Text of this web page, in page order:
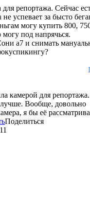
репортажа. Сейчас
не успевает за бысто
могу купить 800,
могу под напрячься.
а7 и снимать
камерой для
лучше. Вообще, довольно
я бы её
Поделиться